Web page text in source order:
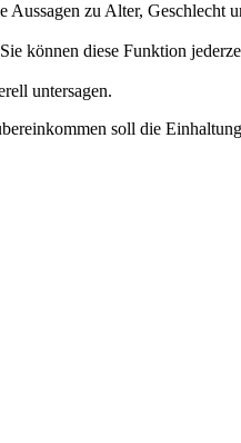
zu Alter, Geschlecht
können diese Funktion
untersagen.
soll die